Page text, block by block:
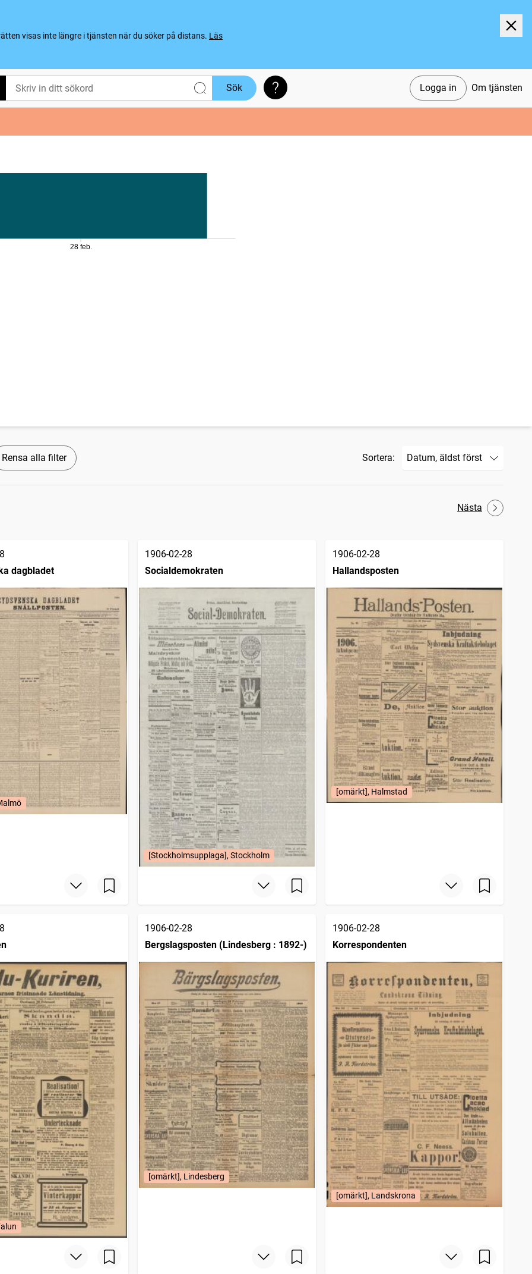
visas inte längre i tjänsten när du söker på distans. Läs
Logga in Om tjänsten
Sök Söktips
28 feb.
Rensa alla filter Sortera:
Nästa
dagbladet
1906-02-28
Socialdemokraten
[Stockholmsupplaga], Stockholm
1906-02-28
Hallandsposten
[omärkt], Halmstad
1906-02-28
Bergslagsposten (Lindesberg : 1892-)
[omärkt], Lindesberg
1906-02-28
Korrespondenten
[omärkt], Landskrona